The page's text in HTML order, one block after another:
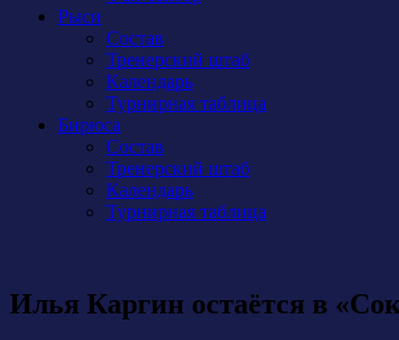
Рыси
Состав
Тренерский штаб
Календарь
Турнирная таблица
Бирюса
Состав
Тренерский штаб
Календарь
Турнирная таблица
Илья Каргин остаётся в